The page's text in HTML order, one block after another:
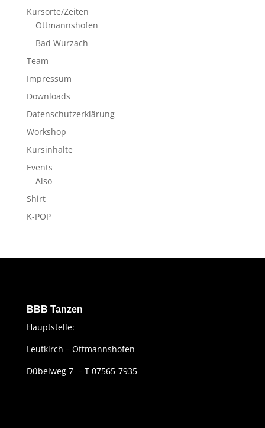
Kursorte/Zeiten
Ottmannshofen
Bad Wurzach
Team
Impressum
Downloads
Datenschutzerklärung
Workshop
Kursinhalte
Events
Also
Shirt
K-POP
BBB Tanzen
Hauptstelle:
Leutkirch – Ottmannshofen
Dübelweg 7 – T 07565-7935